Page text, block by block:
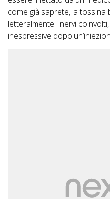
come già saprete, la tossina
letteralmente i nervi
inespressive dopo